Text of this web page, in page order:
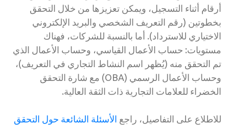
أرقام أثناء التسجيل، ويمكن تعزيزها من خلال التحقق
بخطوتين (رقم التعريف الشخصي والبريد الإلكتروني
الاختياري للاسترداد). أما بالنسبة للشركات، فهناك
مستويات: حساب الأعمال القياسي، وحساب الأعمال الذي
تم التحقق منه (يُظهر اسم النشاط التجاري في التعريف)،
وحساب الأعمال الرسمي (OBA) مع شارة التحقق
الخضراء للعلامات التجارية ذات الثقة العالية.
للاطلاع على التفاصيل، راجع الأسئلة الشائعة حول التحقق